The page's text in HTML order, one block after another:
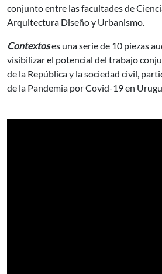
conjunto entre las facultades de
Arquitectura Diseño y Urbanismo.
Contextoses una serie de 10 piezas
visibilizar el potencial del trabajo
de la República y la sociedad civil,
de la Pandemia por Covid-19 en